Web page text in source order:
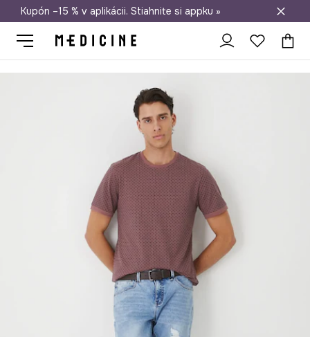
Doprava zadarmo od 50 €
Kupón –15 % v aplikácii. Stiahnite si appku »